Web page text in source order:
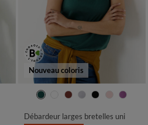
Nouveau coloris
34/36 38/40 42/44
46/48
Débardeur larges bretelles uni